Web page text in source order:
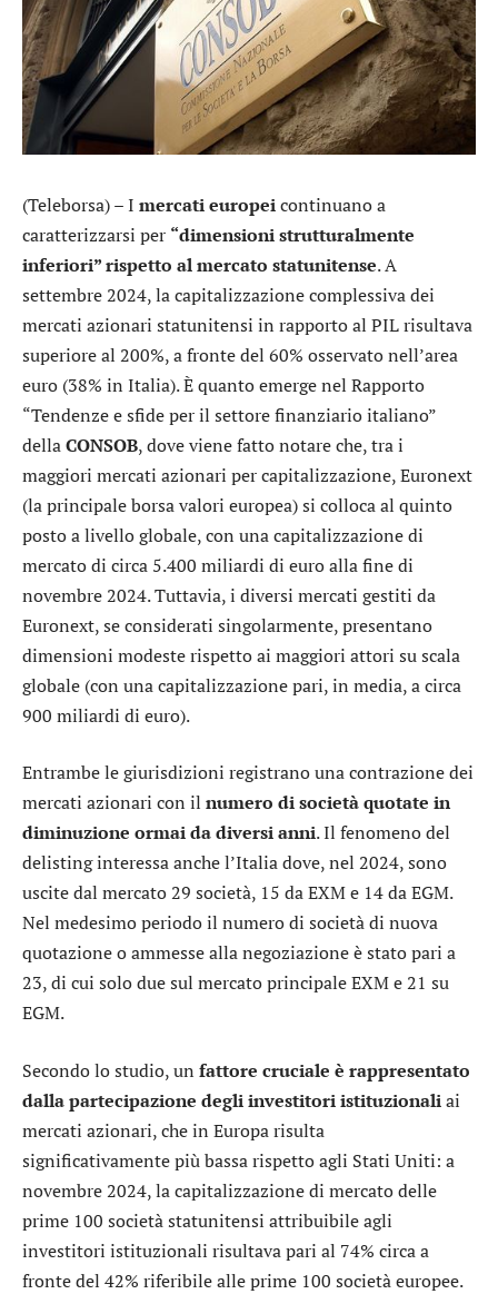
(Teleborsa) – I mercati europeicontinuano a
caratterizzarsi per “dimensioni strutturalmente
inferiori” rispetto al mercato statunitense. A
settembre 2024, la capitalizzazione complessiva dei
mercati azionari statunitensi in rapporto al PIL risultava
superiore al 200%, a fronte del 60% osservato nell’area
euro (38% in Italia). È quanto emerge nel Rapporto
“Tendenze e sfide per il settore finanziario italiano”
dellaCONSOB, dove viene fatto notare che, tra i
maggiori mercati azionari per capitalizzazione,Euronext
(la principale borsa valori europea) si colloca al quinto
posto a livello globale, con una capitalizzazione di
mercato di circa 5.400 miliardi di euro alla fine di
novembre 2024. Tuttavia, i diversi mercati gestiti da
Euronext, se considerati singolarmente, presentano
dimensioni modeste rispetto ai maggiori attori su scala
globale (con una capitalizzazione pari, in media, a circa
900 miliardi di euro).
Entrambe le giurisdizioni registrano una contrazione dei
mercati azionari con il numero di società quotate in
diminuzione ormai da diversi anni. Il fenomeno del
delisting interessa anche l’Italia dove, nel 2024, sono
uscite dal mercato 29 società, 15 da EXM e 14 da EGM.
Nel medesimo periodo il numero di società di nuova
quotazione o ammesse alla negoziazione è stato pari a
23, di cui solo due sul mercato principale EXM e 21 su
EGM.
Secondo lo studio, un fattore cruciale è rappresentato
dalla partecipazione degli investitori istituzionaliai
mercati azionari, che in Europa risulta
significativamente più bassa rispetto agli Stati Uniti: a
novembre 2024, la capitalizzazione di mercato delle
prime 100 società statunitensi attribuibile agli
investitori istituzionali risultava pari al 74% circa a
fronte del 42% riferibile alle prime 100 società europee.